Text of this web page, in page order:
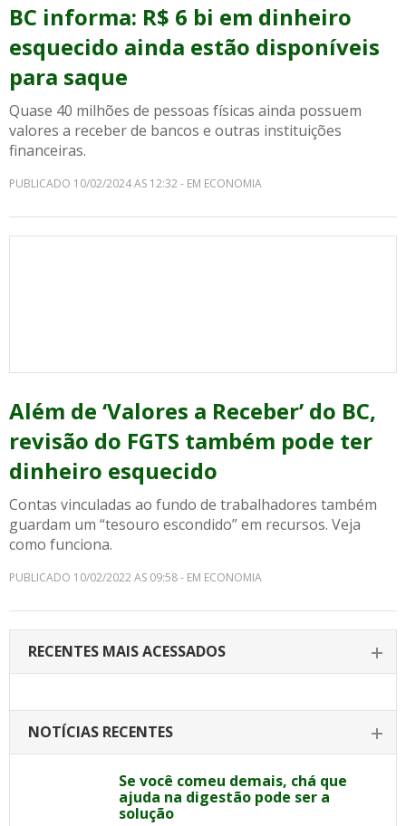
BC informa: R$ 6 bi em dinheiro
esquecido ainda estão disponíveis
para saque
Quase 40 milhões de pessoas físicas ainda possuem
valores a receber de bancos e outras instituições
financeiras.
PUBLICADO 10/02/2024 AS 12:32 - EM ECONOMIA
Além de ‘Valores a Receber’ do BC,
revisão do FGTS também pode ter
dinheiro esquecido
Contas vinculadas ao fundo de trabalhadores também
guardam um “tesouro escondido” em recursos. Veja
como funciona.
PUBLICADO 10/02/2022 AS 09:58 - EM ECONOMIA
RECENTES MAIS ACESSADOS
NOTÍCIAS RECENTES
Se você comeu demais, chá que
ajuda na digestão pode ser a
solução